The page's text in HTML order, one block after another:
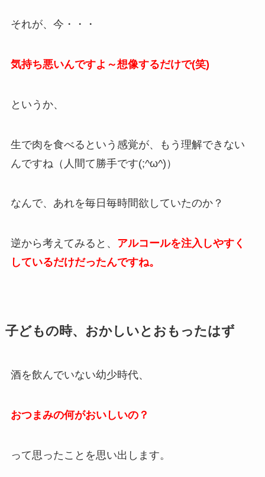
それが、今・・・
気持ち悪いんですよ～想像するだけで(笑)
というか、
生で肉を食べるという感覚が、もう理解できない
んですね（人間て勝手です(;^ω^)）
なんで、あれを毎日毎時間欲していたのか？
逆から考えてみると、 アルコールを注入しやすく
しているだけだったんですね。
子どもの時、おかしいとおもったはず
酒を飲んでいない幼少時代、
おつまみの何がおいしいの？
って思ったことを思い出します。